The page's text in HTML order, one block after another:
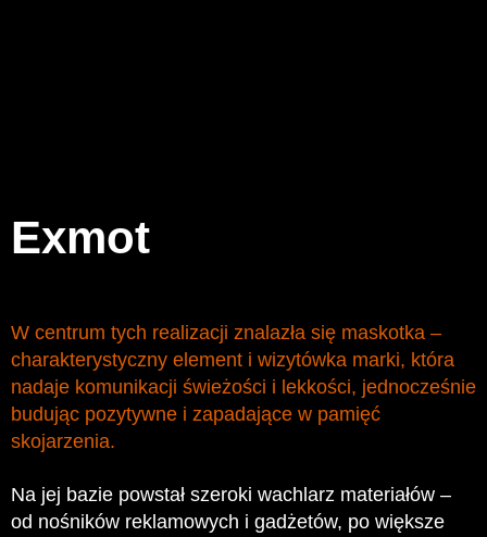
Exmot
W centrum tych realizacji znalazła się maskotka –
charakterystyczny element i wizytówka marki, która
nadaje komunikacji świeżości i lekkości, jednocześnie
budując pozytywne i zapadające w pamięć
skojarzenia.
Na jej bazie powstał szeroki wachlarz materiałów –
od nośników reklamowych i gadżetów, po większe